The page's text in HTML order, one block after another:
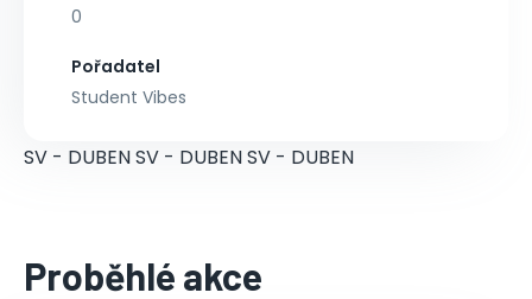
0
Pořadatel
Student Vibes
SV - DUBEN SV - DUBEN SV - DUBEN
Proběhlé akce